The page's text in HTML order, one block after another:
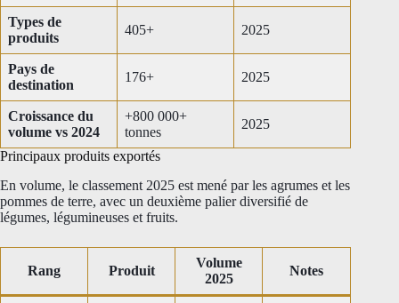
Types de
produits
405+ 2025
Pays de
destination
176+ 2025
Croissance du
volume vs 2024
+800 000+
tonnes
2025
Principaux produits exportés
En volume, le classement 2025 est mené par les agrumes et les
pommes de terre, avec un deuxième palier diversifié de
légumes, légumineuses et fruits.
Rang Produit
Volume
2025
Notes